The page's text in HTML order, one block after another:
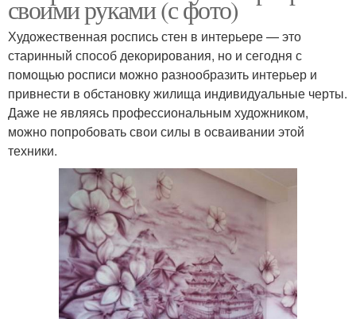
своими руками (с фото)
Художественная роспись стен в интерьере — это
старинный способ декорирования, но и сегодня с
помощью росписи можно разнообразить интерьер и
привнести в обстановку жилища индивидуальные черты.
Даже не являясь профессиональным художником,
можно попробовать свои силы в осваивании этой
техники.